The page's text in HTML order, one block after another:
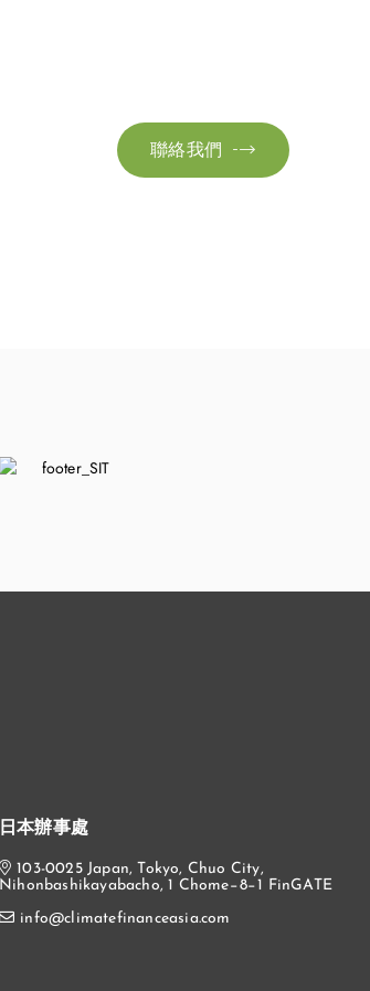

聯絡我們
日本辦事處
103-0025 Japan, Tokyo, Chuo City,
Nihonbashikayabacho, 1 Chome−8−1 FinGATE
info@climatefinanceasia.com